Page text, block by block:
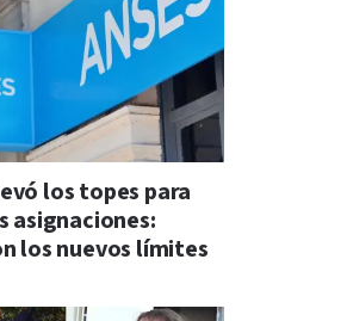
los topes para
asignaciones:
los nuevos límites